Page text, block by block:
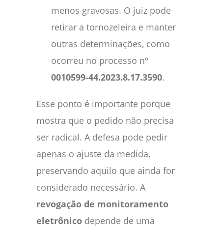
menos gravosas. O juiz pode
retirar a tornozeleira e manter
outras determinações, como
ocorreu no processo nº
0010599-44.2023.8.17.3590.
Esse ponto é importante porque
mostra que o pedido não precisa
ser radical. A defesa pode pedir
apenas o ajuste da medida,
preservando aquilo que ainda for
considerado necessário. A
revogação de monitoramento
eletrônico depende de uma